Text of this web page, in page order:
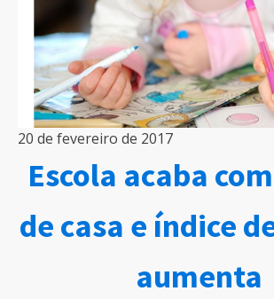
20 de fevereiro de 2017
Escola acaba
de casa e índice
aumenta